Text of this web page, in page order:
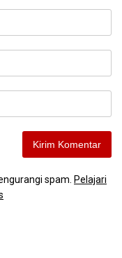
spam. Pelajari